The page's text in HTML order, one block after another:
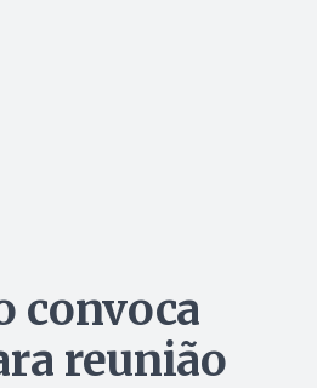
convoca
reunião